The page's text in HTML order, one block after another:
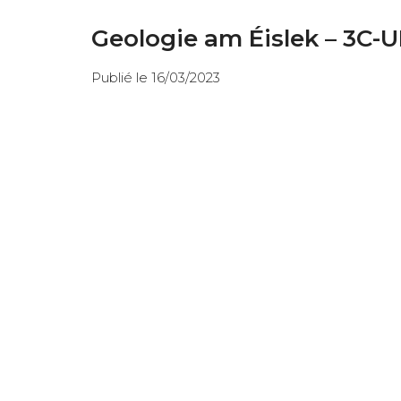
Geologie am Éislek – 3C-
Publié le 16/03/2023